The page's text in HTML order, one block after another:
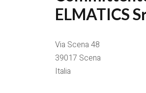
ELMATICS
Via Scena 48
39017 Scena
Italia